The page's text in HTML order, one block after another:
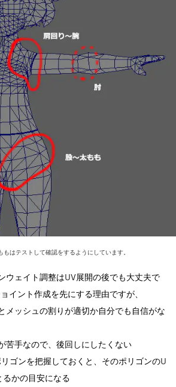
はテストして確認をするようにしています。
ウェイト調整はUV展開の後でも大丈夫で
イント作成を先にする理由ですが、
メッシュの割りが適切か自分でも自信がな
苦手なので、後回しにしたくない
ゴンを把握しておくと、そのポリゴンのU
かの目安になる